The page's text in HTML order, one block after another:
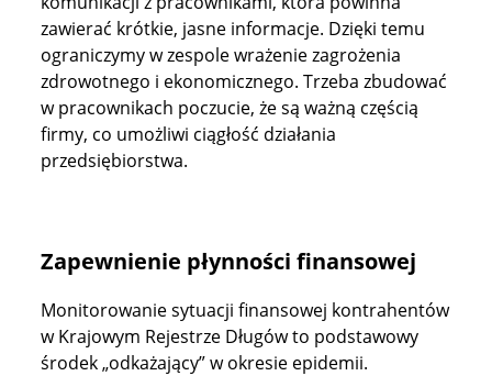
zawierać krótkie, jasne informacje. Dzięki temu
ograniczymy w zespole wrażenie zagrożenia
zdrowotnego i ekonomicznego. Trzeba zbudować
w pracownikach poczucie, że są ważną częścią
firmy, co umożliwi ciągłość działania
przedsiębiorstwa.
Zapewnienie płynności finansowej
Monitorowanie sytuacji finansowej kontrahentów
w Krajowym Rejestrze Długów to podstawowy
środek „odkażający” w okresie epidemii.